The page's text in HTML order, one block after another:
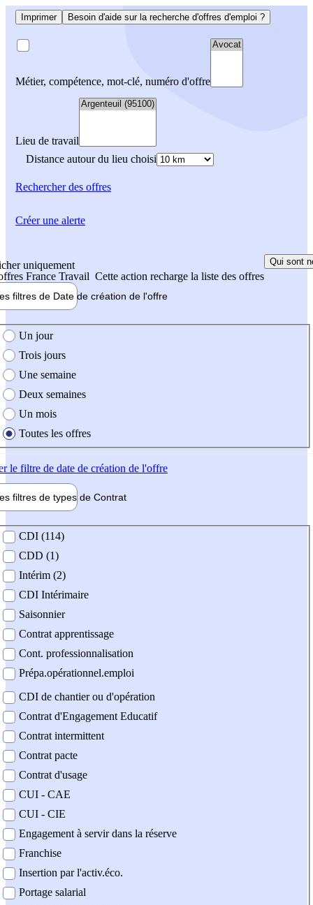
Imprimer Besoin d'aide sur la recherche d'offres d'emploi ?
Métier, compétence, mot-clé, numéro d'offre
Lieu de travail
Distance autour du lieu choisi
Rechercherdes offres
uniquement
France Travail Cette action recharge la liste des offres
Qui sont
filtres de Date de création de l'offre
création de l'offre
Un jour
Trois jours
Une semaine
Deux semaines
Un mois
Toutes les offres
le filtre de date de création de l'offre
filtres de types de Contrat
contrat
CDI (114)
CDD (1)
Intérim (2)
CDI Intérimaire
Saisonnier
Contrat apprentissage
Cont. professionnalisation
Prépa.opérationnel.emploi
CDI de chantier ou d'opération
Contrat d'Engagement Educatif
Contrat intermittent
Contrat pacte
Contrat d'usage
CUI - CAE
CUI - CIE
Engagement à servir dans la réserve
Franchise
Insertion par l'activ.éco.
Portage salarial
Créer une alerte